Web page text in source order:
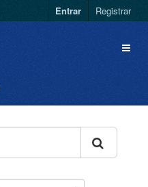
Entrar Registrar